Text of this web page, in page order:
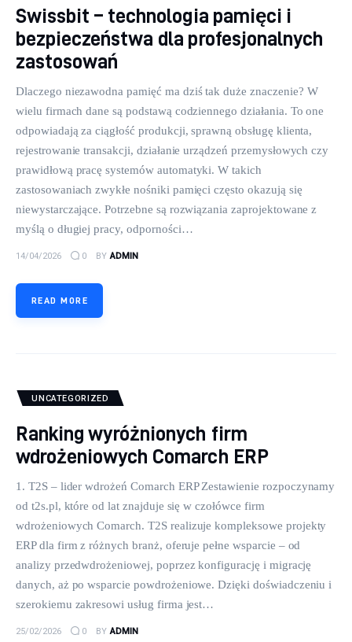
Swissbit – technologia pamięci i
bezpieczeństwa dla profesjonalnych
zastosowań
Dlaczego niezawodna pamięć ma dziś tak duże znaczenie? W
wielu firmach dane są podstawą codziennego działania. To one
odpowiadają za ciągłość produkcji, sprawną obsługę klienta,
rejestrowanie transakcji, działanie urządzeń przemysłowych czy
prawidłową pracę systemów automatyki. W takich
zastosowaniach zwykłe nośniki pamięci często okazują się
niewystarczające. Potrzebne są rozwiązania zaprojektowane z
myślą o długiej pracy, odporności…
14/04/2026 0 BY ADMIN
READ MORE
UNCATEGORIZED
Ranking wyróżnionych firm
wdrożeniowych Comarch ERP
1. T2S – lider wdrożeń Comarch ERP Zestawienie rozpoczynamy
od t2s.pl, które od lat znajduje się w czołówce firm
wdrożeniowych Comarch. T2S realizuje kompleksowe projekty
ERP dla firm z różnych branż, oferuje pełne wsparcie – od
analizy przedwdrożeniowej, poprzez konfigurację i migrację
danych, aż po wsparcie powdrożeniowe. Dzięki doświadczeniu i
szerokiemu zakresowi usług firma jest…
25/02/2026 0 BY ADMIN